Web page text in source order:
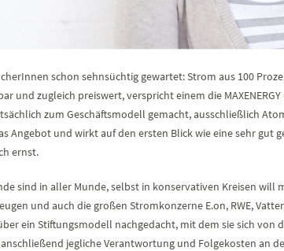
schon sehnsüchtig gewartet: Strom aus 100
und zugleich preiswert, verspricht einem die
zum Geschäftsmodell gemacht, ausschließlich
Angebot und wirkt auf den ersten Blick wie eine sehr gut
ernst.
sind in aller Munde, selbst in konservativen Kreisen will
und auch die großen Stromkonzerne E.on, RWE,
ein Stiftungsmodell nachgedacht, mit dem sie sich von
jegliche Verantwortung und Folgekosten an